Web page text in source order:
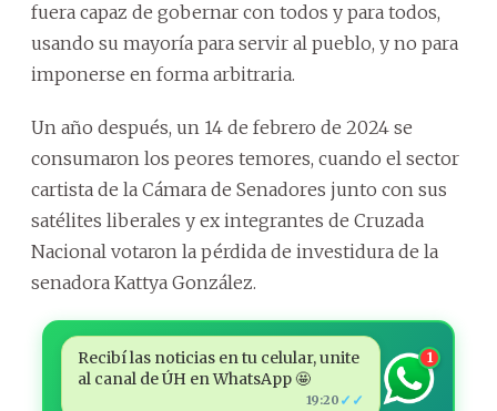
fuera capaz de gobernar con todos y para todos,
usando su mayoría para servir al pueblo, y no para
imponerse en forma arbitraria.
Un año después, un 14 de febrero de 2024 se
consumaron los peores temores, cuando el sector
cartista de la Cámara de Senadores junto con sus
satélites liberales y ex integrantes de Cruzada
Nacional votaron la pérdida de investidura de la
senadora Kattya González.
Recibí las noticias en tu celular, unite
al canal de ÚH en WhatsApp 🤩
19:20 ✓✓
1